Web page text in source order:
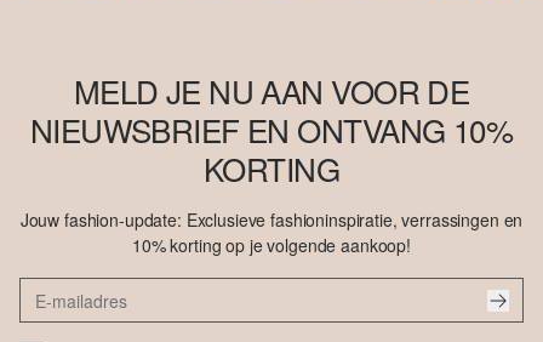
MELD JE NU AAN VOOR DE
NIEUWSBRIEF EN ONTVANG 10%
KORTING
Jouw fashion-update: Exclusieve fashioninspiratie, verrassingen en
10% korting op je volgende aankoop!